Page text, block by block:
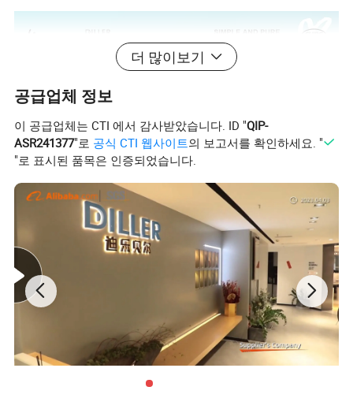
더 많이보기
공급업체 정보
이 공급업체는 CTI 에서 감사받았습니다. ID "QIP-
ASR241377"로 공식 CTI 웹사이트의 보고서를 확인하세요. "
"로 표시된 품목은 인증되었습니다.